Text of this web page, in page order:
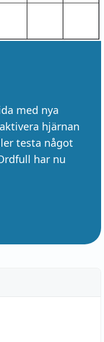
med nya
hjärnan
testa något
har nu